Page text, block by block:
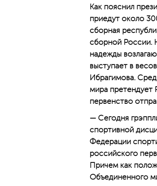
Как пояснил
приедут около
сборная
сборной России.
надежды
выступает в
Ибрагимова.
мира претендует
первенство
— Сегодня
спортивной
Федерации
российского
Причем как
Объединенного